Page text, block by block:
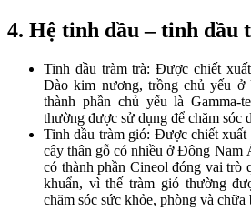
4. Hệ tinh dầu – tinh dầu
Tinh dầu tràm trà: Được chiết
Đào kim nương, trồng chủ yếu ở
thành phần chủ yếu là Gamma-
thường được sử dụng để chăm sóc
Tinh dầu tràm gió: Được chiết
cây thân gỗ có nhiều ở Đông Nam
có thành phần Cineol đóng vai trò
khuẩn, vì thế tràm gió thường
chăm sóc sức khỏe, phòng và chữa